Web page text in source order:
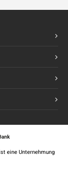
eine Unternehmung